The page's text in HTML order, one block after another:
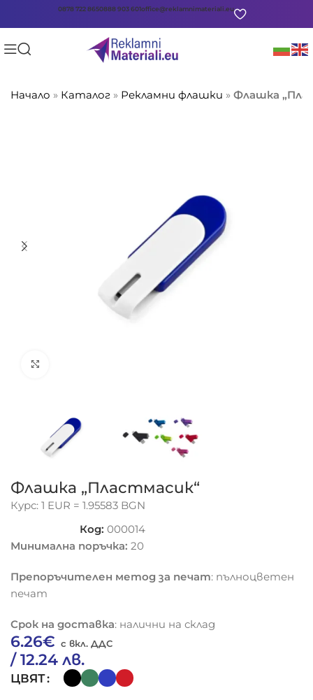
0878 722 8650888 903 601office@reklamnimateriali.eu
Начало » Каталог » Рекламни флашки »Флашка
Флашка „Пластмасик“
Курс: 1 EUR = 1.95583 BGN
Код:000014
Минимална поръчка: 20
Препоръчителен метод за печат: пълноцветен
печат
Срок на доставка: налични на склад
6.26€
/ 12.24 лв.
ЦВЯТ